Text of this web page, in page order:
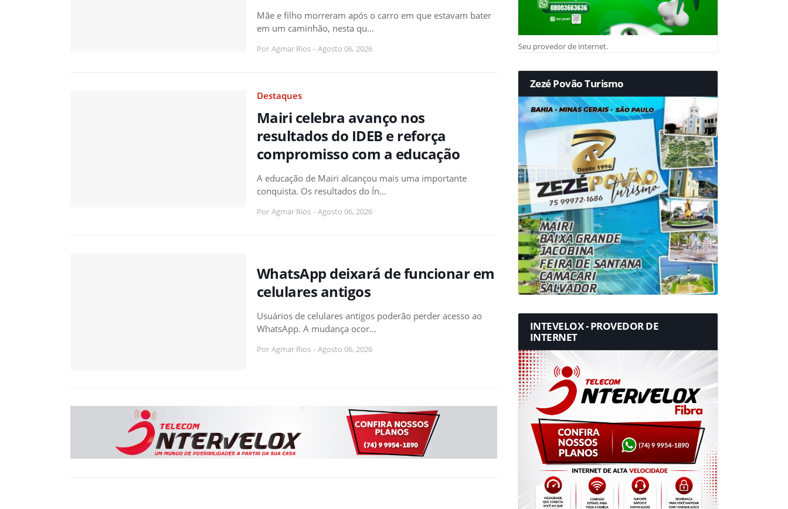
Mãe e filho morreram após o carro em que estavam bater
em um caminhão, nesta qu…
Por Agmar Rios - Agosto 06, 2026
Destaques
Mairi celebra avanço nos
resultados do IDEB e reforça
compromisso com a educação
A educação de Mairi alcançou mais uma importante
conquista. Os resultados do Ín…
Por Agmar Rios - Agosto 06, 2026
WhatsApp deixará de funcionar em
celulares antigos
Usuários de celulares antigos poderão perder acesso ao
WhatsApp. A mudança ocor…
Por Agmar Rios - Agosto 06, 2026
Seu provedor de internet.
Zezé Povão Turismo
INTEVELOX - PROVEDOR DE
INTERNET